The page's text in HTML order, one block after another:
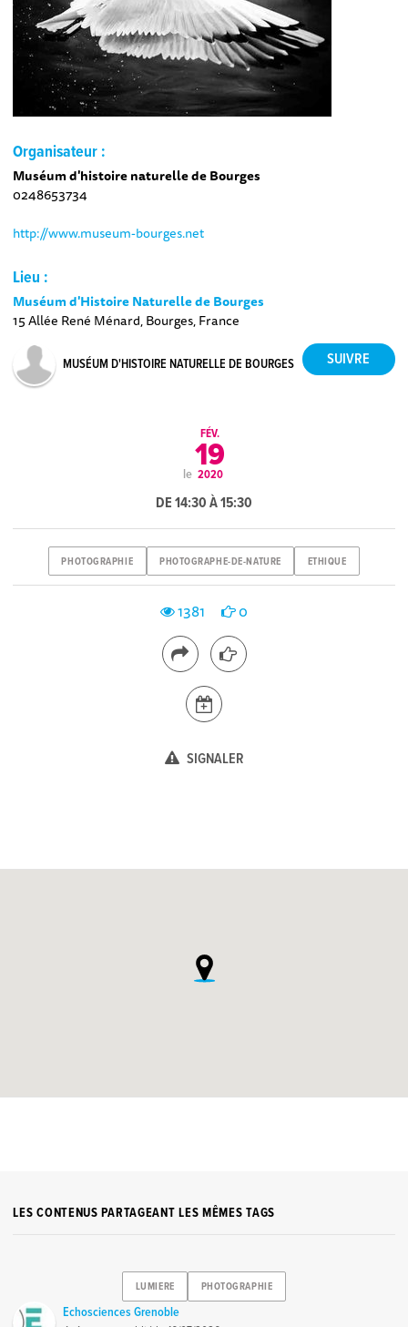
Organisateur :
Muséum d'histoire naturelle de Bourges
0248653734
http://www.museum-bourges.net
Lieu :
Muséum d'Histoire Naturelle de Bourges
15 Allée René Ménard, Bourges, France
MUSÉUM D'HISTOIRE NATURELLE DE BOURGES
le
FÉV.
19
2020
DE 14:30 À 15:30
PHOTOGRAPHIE PHOTOGRAPHE-DE-NATURE ETHIQUE
1381 0
SIGNALER
LES CONTENUS PARTAGEANT LES MÊMES TAGS
LUMIERE PHOTOGRAPHIE
Echosciences Grenoble